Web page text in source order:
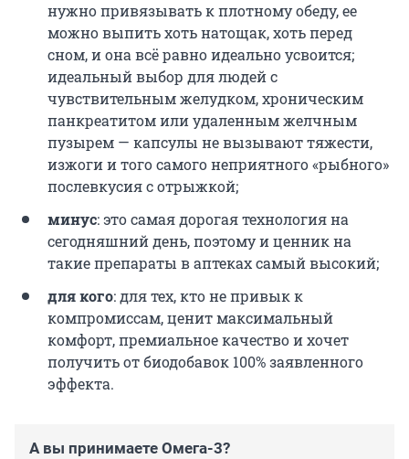
нужно привязывать к плотному обеду, ее
можно выпить хоть натощак, хоть перед
сном, и она всё равно идеально усвоится;
идеальный выбор для людей с
чувствительным желудком, хроническим
панкреатитом или удаленным желчным
пузырем — капсулы не вызывают тяжести,
изжоги и того самого неприятного «рыбного»
послевкусия с отрыжкой;
минус: это самая дорогая технология на
сегодняшний день, поэтому и ценник на
такие препараты в аптеках самый высокий;
для кого: для тех, кто не привык к
компромиссам, ценит максимальный
комфорт, премиальное качество и хочет
получить от биодобавок 100% заявленного
эффекта.
А вы принимаете Омега-3?